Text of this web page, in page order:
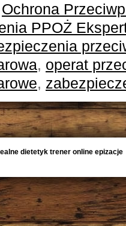
Ochrona
PPOŻ
, operat
,
dietetyk trener online epizacje